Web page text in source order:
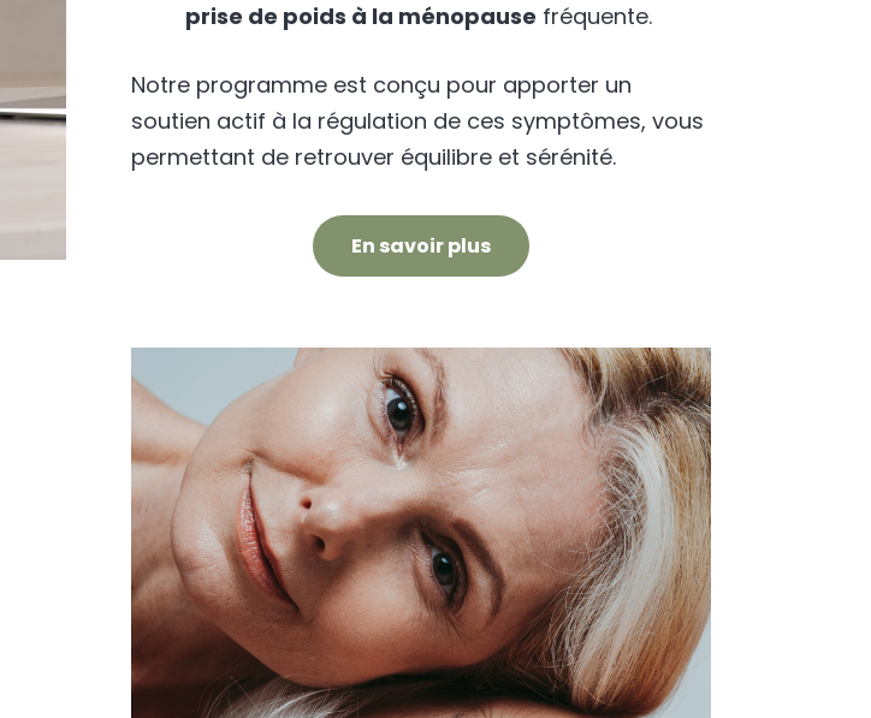
prise de poids à la ménopause fréquente.
Notre programme est conçu pour apporter un
soutien actif à la régulation de ces symptômes, vous
permettant de retrouver équilibre et sérénité.
En savoir plus